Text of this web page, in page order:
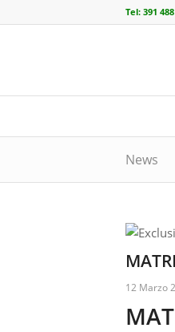
Tel: 391
News
12 Marzo